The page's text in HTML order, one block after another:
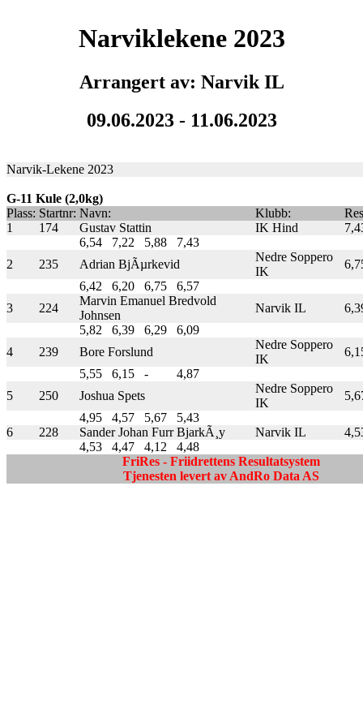
Narviklekene 2023
Arrangert av: Narvik IL
09.06.2023 - 11.06.2023
Narvik-Lekene 2023
G-11 Kule (2,0kg)
Plass: Startnr: Navn: Klubb:
1
174 Gustav Stattin IK Hind
6,54
7,22 5,88
7,43
2
235 Adrian BjÃµrkevid
Nedre Soppero
IK
6,42
6,20 6,75
6,57
3
224
Marvin Emanuel Bredvold
Johnsen
Narvik IL
5,82
6,39 6,29
6,09
4
239 Bore Forslund
Nedre Soppero
IK
5,55
6,15 -
4,87
5
250 Joshua Spets
Nedre Soppero
IK
4,95
4,57 5,67
5,43
6
228 Sander Johan Furr BjarkÃ¸y Narvik IL
4,53
4,47 4,12
4,48
FriRes - Friidrettens Resultatsystem
Tjenesten levert av AndRo Data AS